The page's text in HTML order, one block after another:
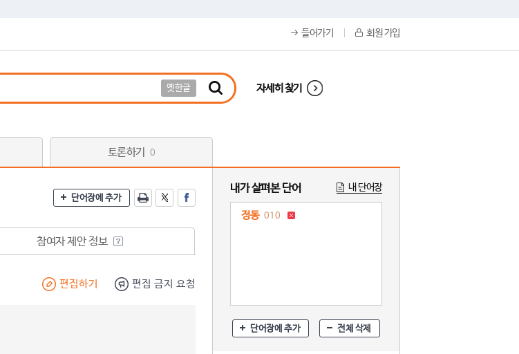
들어가기 회원 가입
옛한글 자세히 찾기
토론하기 0
단어장에 추가
참여자 제안 정보
편집하기 편집 금지 요청
내가 살펴본 단어 내 단어장
정동 010
단어장에 추가 전체 삭제